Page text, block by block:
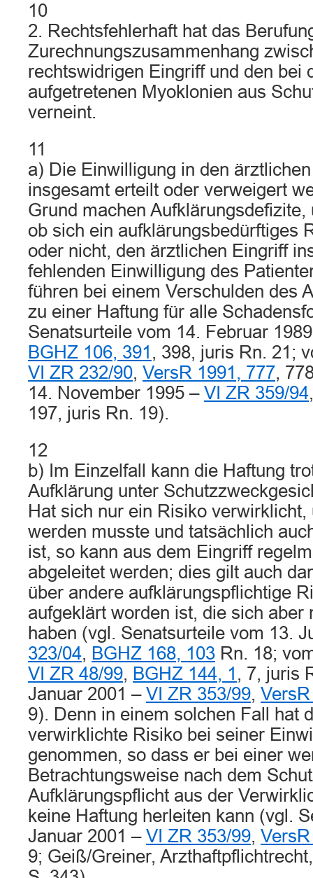
10
2. Rechtsfehlerhaft hat das
Zurechnungszusammenhang
rechtswidrigen Eingriff und den bei
aufgetretenen Myoklonien aus
verneint.
11
a) Die Einwilligung in den
insgesamt erteilt oder verweigert
Grund machen Aufklärungsdefizite,
ob sich ein aufklärungsbedürftiges
oder nicht, den ärztlichen Eingriff
fehlenden Einwilligung des
führen bei einem Verschulden des
zu einer Haftung für alle
Senatsurteile vom 14. Februar
BGHZ 106, 391 , 398, juris Rn. 21;
VI ZR 232/90, VersR 1991, 777,
14. November 1995 – VI ZR 359/94
197, juris Rn. 19).
12
b) Im Einzelfall kann die Haftung
Aufklärung unter
Hat sich nur ein Risiko
werden musste und tatsächlich
ist, so kann aus dem Eingriff
abgeleitet werden; dies gilt auch
über andere aufklärungspflichtige
aufgeklärt worden ist, die sich aber
haben (vgl. Senatsurteile vom 13.
323/04, BGHZ 168, 103 Rn. 18;
VI ZR 48/99, BGHZ 144, 1 , 7, juris
Januar 2001 – VI ZR 353/99,
9). Denn in einem solchen Fall hat
verwirklichte Risiko bei seiner
genommen, so dass er bei einer
Betrachtungsweise nach dem
Aufklärungspflicht aus der
keine Haftung herleiten kann (vgl.
Januar 2001 – VI ZR 353/99,
9; Geiß/Greiner,